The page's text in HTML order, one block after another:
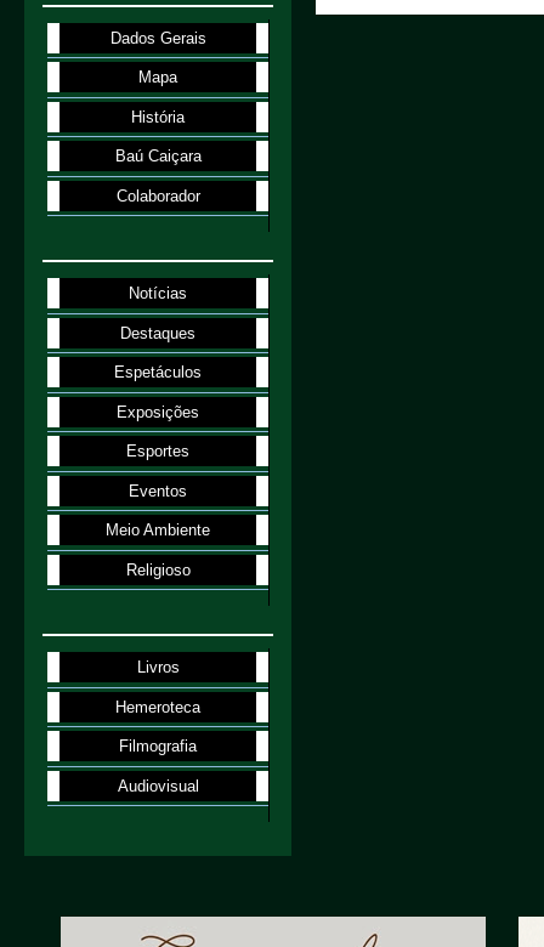
Dados Gerais
Mapa
História
Baú Caiçara
Colaborador
Notícias
Destaques
Espetáculos
Exposições
Esportes
Eventos
Meio Ambiente
Religioso
Livros
Hemeroteca
Filmografia
Audiovisual